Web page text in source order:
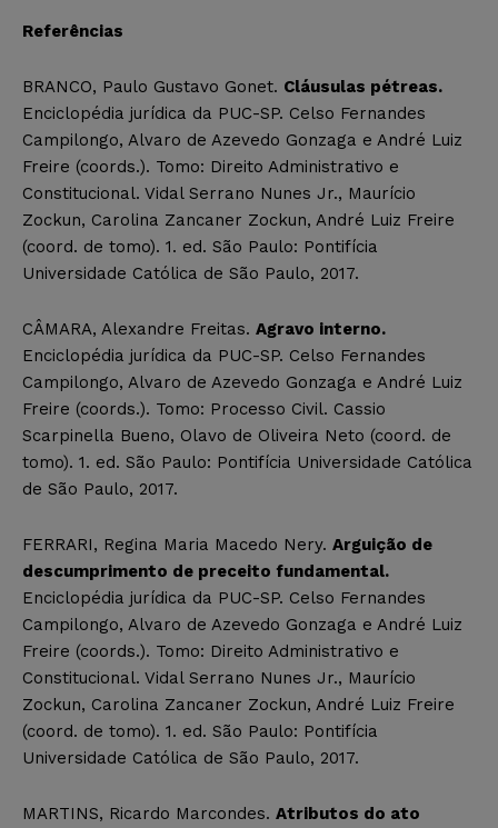
Referências
BRANCO, Paulo Gustavo Gonet. Cláusulas pétreas.
Enciclopédia jurídica da PUC-SP. Celso Fernandes
Campilongo, Alvaro de Azevedo Gonzaga e André Luiz
Freire (coords.). Tomo: Direito Administrativo e
Constitucional. Vidal Serrano Nunes Jr., Maurício
Zockun, Carolina Zancaner Zockun, André Luiz Freire
(coord. de tomo). 1. ed. São Paulo: Pontifícia
Universidade Católica de São Paulo, 2017.
CÂMARA, Alexandre Freitas. Agravo interno.
Enciclopédia jurídica da PUC-SP. Celso Fernandes
Campilongo, Alvaro de Azevedo Gonzaga e André Luiz
Freire (coords.). Tomo: Processo Civil. Cassio
Scarpinella Bueno, Olavo de Oliveira Neto (coord. de
tomo). 1. ed. São Paulo: Pontifícia Universidade Católica
de São Paulo, 2017.
FERRARI, Regina Maria Macedo Nery. Arguição de
descumprimento de preceito fundamental.
Enciclopédia jurídica da PUC-SP. Celso Fernandes
Campilongo, Alvaro de Azevedo Gonzaga e André Luiz
Freire (coords.). Tomo: Direito Administrativo e
Constitucional. Vidal Serrano Nunes Jr., Maurício
Zockun, Carolina Zancaner Zockun, André Luiz Freire
(coord. de tomo). 1. ed. São Paulo: Pontifícia
Universidade Católica de São Paulo, 2017.
MARTINS, Ricardo Marcondes. Atributos do ato